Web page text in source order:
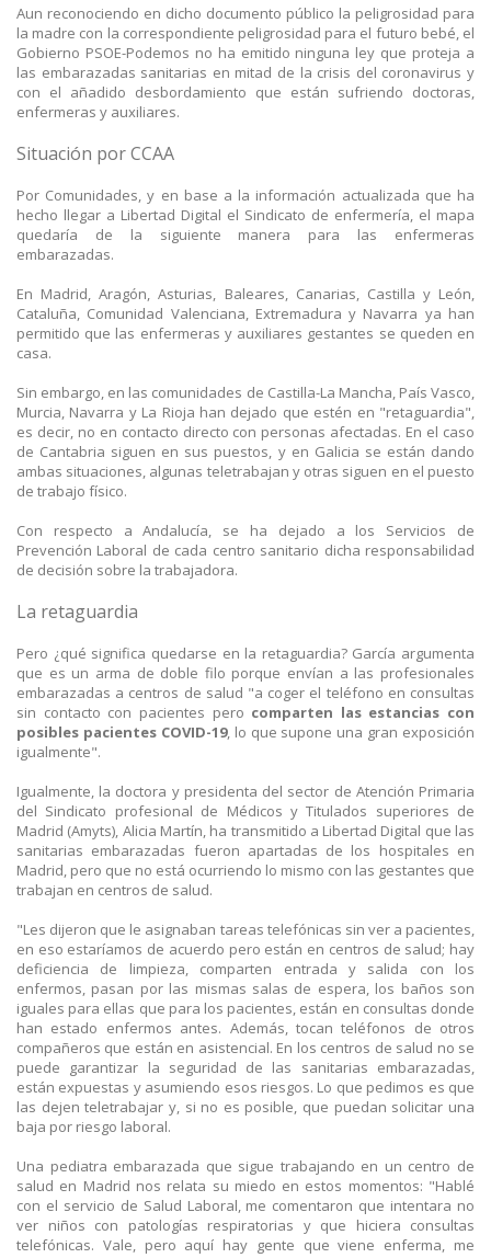
Aun reconociendo en dicho documento público la peligrosidad para
la madre con la correspondiente peligrosidad para el futuro bebé, el
Gobierno PSOE-Podemos no ha emitido ninguna ley que proteja a
las embarazadas sanitarias en mitad de la crisis del coronavirus y
con el añadido desbordamiento que están sufriendo doctoras,
enfermeras y auxiliares.
Situación por CCAA
Por Comunidades, y en base a la información actualizada que ha
hecho llegar a Libertad Digital el Sindicato de enfermería, el mapa
quedaría de la siguiente manera para las enfermeras
embarazadas.
En Madrid, Aragón, Asturias, Baleares, Canarias, Castilla y León,
Cataluña, Comunidad Valenciana, Extremadura y Navarra ya han
permitido que las enfermeras y auxiliares gestantes se queden en
casa.
Sin embargo, en las comunidades de Castilla-La Mancha, País Vasco,
Murcia, Navarra y La Rioja han dejado que estén en "retaguardia",
es decir, no en contacto directo con personas afectadas. En el caso
de Cantabria siguen en sus puestos, y en Galicia se están dando
ambas situaciones, algunas teletrabajan y otras siguen en el puesto
de trabajo físico.
Con respecto a Andalucía, se ha dejado a los Servicios de
Prevención Laboral de cada centro sanitario dicha responsabilidad
de decisión sobre la trabajadora.
La retaguardia
Pero ¿qué significa quedarse en la retaguardia? García argumenta
que es un arma de doble filo porque envían a las profesionales
embarazadas a centros de salud "a coger el teléfono en consultas
sin contacto con pacientes pero comparten las estancias con
posibles pacientes COVID-19, lo que supone una gran exposición
igualmente".
Igualmente, la doctora y presidenta del sector de Atención Primaria
del Sindicato profesional de Médicos y Titulados superiores de
Madrid (Amyts), Alicia Martín, ha transmitido a Libertad Digital que las
sanitarias embarazadas fueron apartadas de los hospitales en
Madrid, pero que no está ocurriendo lo mismo con las gestantes que
trabajan en centros de salud.
"Les dijeron que le asignaban tareas telefónicas sin ver a pacientes,
en eso estaríamos de acuerdo pero están en centros de salud; hay
deficiencia de limpieza, comparten entrada y salida con los
enfermos, pasan por las mismas salas de espera, los baños son
iguales para ellas que para los pacientes, están en consultas donde
han estado enfermos antes. Además, tocan teléfonos de otros
compañeros que están en asistencial. En los centros de salud no se
puede garantizar la seguridad de las sanitarias embarazadas,
están expuestas y asumiendo esos riesgos. Lo que pedimos es que
las dejen teletrabajar y, si no es posible, que puedan solicitar una
baja por riesgo laboral.
Una pediatra embarazada que sigue trabajando en un centro de
salud en Madrid nos relata su miedo en estos momentos: "Hablé
con el servicio de Salud Laboral, me comentaron que intentara no
ver niños con patologías respiratorias y que hiciera consultas
telefónicas. Vale, pero aquí hay gente que viene enferma, me